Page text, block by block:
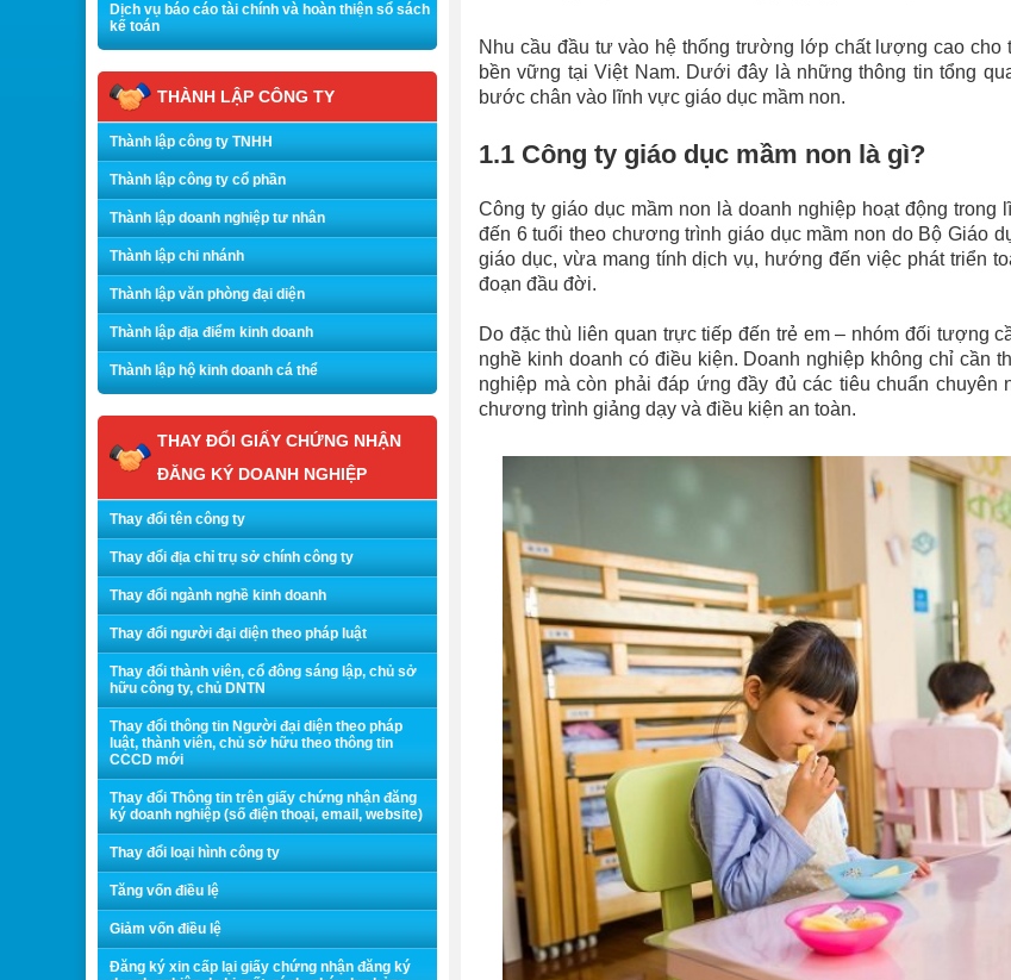
Nhu cầu đầu tư vào hệ thống trường lớp chất lượng cao
bền vững tại Việt Nam. Dưới đây là những thông tin tổng
bước chân vào lĩnh vực giáo dục mầm non.
1.1 Công ty giáo dục mầm non là gì?
Công ty giáo dục mầm non là doanh nghiệp hoạt động
đến 6 tuổi theo chương trình giáo dục mầm non do Bộ Giáo
giáo dục, vừa mang tính dịch vụ, hướng đến việc phát triển
đoạn đầu đời.
Do đặc thù liên quan trực tiếp đến trẻ em – nhóm đối tượng
nghề kinh doanh có điều kiện. Doanh nghiệp không chỉ cần
nghiệp mà còn phải đáp ứng đầy đủ các tiêu chuẩn
chương trình giảng dạy và điều kiện an toàn.
Dịch vụ báo cáo tài chính và hoàn thiện sổ sách
kế toán
THÀNH LẬP CÔNG TY
Thành lập công ty TNHH
Thành lập công ty cổ phần
Thành lập doanh nghiệp tư nhân
Thành lập chi nhánh
Thành lập văn phòng đại diện
Thành lập địa điểm kinh doanh
Thành lập hộ kinh doanh cá thể
THAY ĐỔI GIẤY CHỨNG NHẬN
ĐĂNG KÝ DOANH NGHIỆP
Thay đổi tên công ty
Thay đổi địa chỉ trụ sở chính công ty
Thay đổi ngành nghề kinh doanh
Thay đổi người đại diện theo pháp luật
Thay đổi thành viên, cổ đông sáng lập, chủ sở
hữu công ty, chủ DNTN
Thay đổi thông tin Người đại diện theo pháp
luật, thành viên, chủ sở hữu theo thông tin
CCCD mới
Thay đổi Thông tin trên giấy chứng nhận đăng
ký doanh nghiệp (số điện thoại, email, website)
Thay đổi loại hình công ty
Tăng vốn điều lệ
Giảm vốn điều lệ
Đăng ký xin cấp lại giấy chứng nhận đăng ký